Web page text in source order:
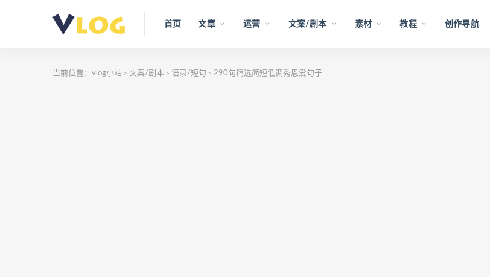
首页 文章 运营 文案/剧本 素材 教程 创作导航
当前位置： vlog小站 > 文案/剧本 > 语录/短句 > 290句精选简短低调秀恩爱句子